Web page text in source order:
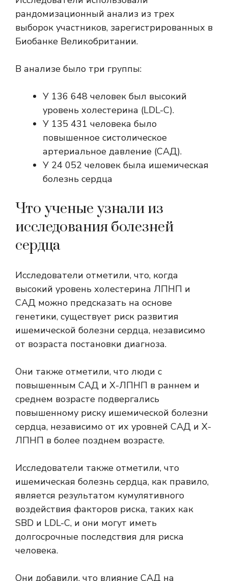
рандомизационный анализ из трех
выборок участников, зарегистрированных в
Биобанке Великобритании.
В анализе было три группы:
У 136 648 человек был высокий
уровень холестерина (LDL-C).
У 135 431 человека было
повышенное систолическое
артериальное давление (САД).
У 24 052 человек была ишемическая
болезнь сердца
Что ученые узнали из
исследования болезней
сердца
Исследователи отметили, что, когда
высокий уровень холестерина ЛПНП и
САД можно предсказать на основе
генетики, существует риск развития
ишемической болезни сердца, независимо
от возраста постановки диагноза.
Они также отметили, что люди с
повышенным САД и Х-ЛПНП в раннем и
среднем возрасте подвергались
повышенному риску ишемической болезни
сердца, независимо от их уровней САД и Х-
ЛПНП в более позднем возрасте.
Исследователи также отметили, что
ишемическая болезнь сердца, как правило,
является результатом кумулятивного
воздействия факторов риска, таких как
SBD и LDL-C, и они могут иметь
долгосрочные последствия для риска
человека.
Они добавили, что влияние САД на